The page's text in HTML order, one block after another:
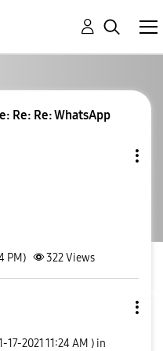
Re: Re: WhatsApp
PM) 322Views
17-2021 11:24 AM ) in